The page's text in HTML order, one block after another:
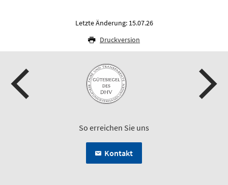
Letzte Änderung: 15.07.26
Druckversion
So erreichen Sie uns
Kontakt